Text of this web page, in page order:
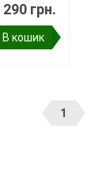
290 грн.
В кошик
1